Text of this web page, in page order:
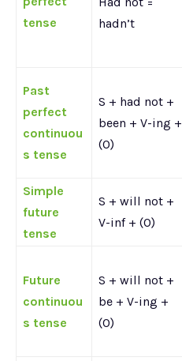
tense
hadn’t
Past
perfect
continuou
s tense
S + had not +
been + V-ing +
(O)
Simple
future
tense
S + will not +
V-inf + (O)
Future
continuou
s tense
S + will not +
be + V-ing +
(O)